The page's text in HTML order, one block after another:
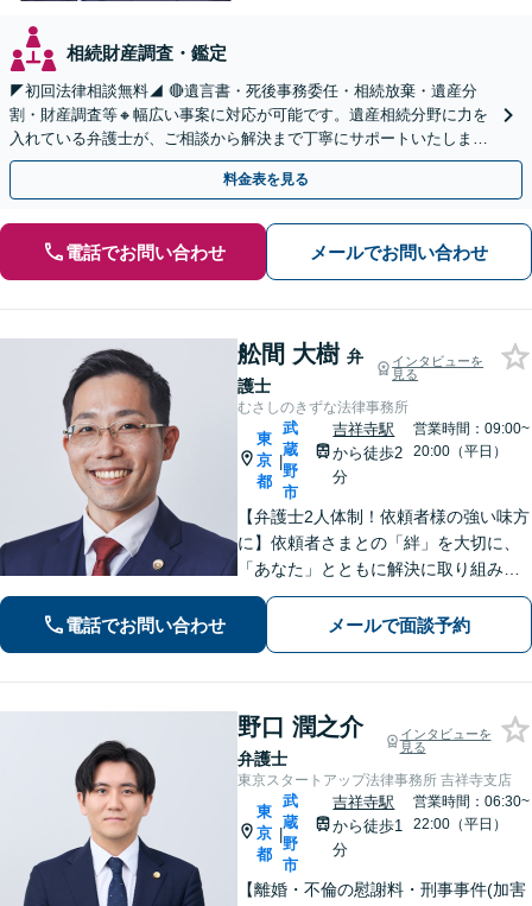
相続財産調査・鑑定
◤初回法律相談無料◢ 🔴遺言書・死後事務委任・相続放棄・遺産分
割・財産調査等🔸幅広い事案に対応が可能です。遺産相続分野に力を
入れている弁護士が、ご相談から解決まで丁寧にサポートいたしま
す。まずはじっくりとお話ししてください。
料金表を見る
電話でお問い合わせ メールでお問い合わせ
舩間 大樹 弁
護士
インタビューを
見る
むさしのきずな法律事務所
東
京
都
|
武
蔵
野
市
吉祥寺駅
から徒歩2
分
営業時間：09:00~
20:00（平日）
【弁護士2人体制！依頼者様の強い味方
に】依頼者さまとの「絆」を大切に、
「あなた」とともに解決に取り組みま
す！離婚問題、 相続 、不動産、刑事、
インターネット、 労働（会社側）、 刑
事事件、 債権回収 、 企業法務など
電話でお問い合わせ メールで面談予約
野口 潤之介
弁護士
インタビューを
見る
東京スタートアップ法律事務所 吉祥寺支店
東
京
都
|
武
蔵
野
市
吉祥寺駅
から徒歩1
分
営業時間：06:30~
22:00（平日）
【離婚・不倫の慰謝料・刑事事件(加害